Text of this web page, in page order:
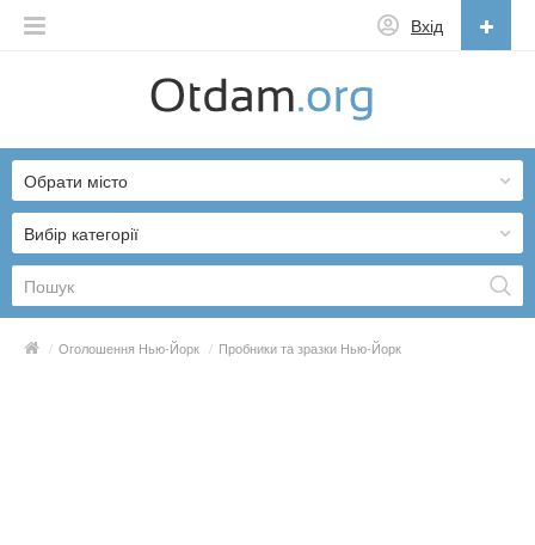
Вхід
English
Русский
Українська
Вибір категорії
Обрати місто
/ Оголошення Нью-Йорк / Пробники та зразки Нью-Йорк